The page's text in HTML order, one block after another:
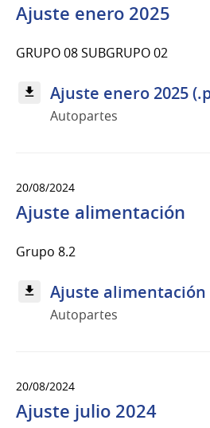
Ajuste enero 2025
GRUPO 08 SUBGRUPO 02
Ajuste enero 2025
Autopartes
20/08/2024
Ajuste alimentación
Grupo 8.2
Ajuste alimentación
Autopartes
20/08/2024
Ajuste julio 2024